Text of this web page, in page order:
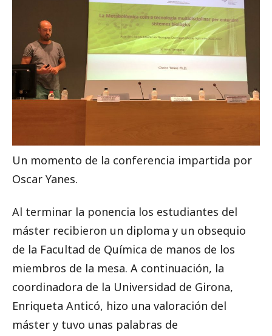
Un momento de la conferencia impartida por
Oscar Yanes.
Al terminar la ponencia los estudiantes del
máster recibieron un diploma y un obsequio
de la Facultad de Química de manos de los
miembros de la mesa. A continuación, la
coordinadora de la Universidad de Girona,
Enriqueta Anticó, hizo una valoración del
máster y tuvo unas palabras de